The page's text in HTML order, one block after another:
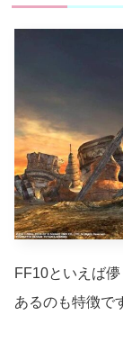
FF10といえば
あるのも特徴で